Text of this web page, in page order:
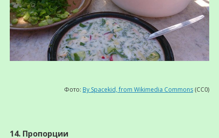
Фото: By Spacekid, from Wikimedia Commons (CC0)
14. Пропорции